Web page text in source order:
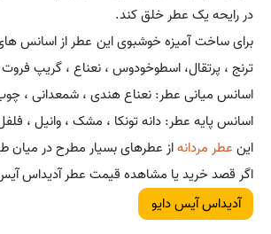
در رایحه یک عطر خلق کند.
برای ساخت آمیزه خوشبوی این عطر از اسانس
ترنج ، پرتقال، اسطوخودوس ، نعناع ، گریپ فروت
اسانس میانی عطر: نعناع هندی ، شمعدانی ،
اسانس پایه عطر: دانه تونکا ، مشک ، وانیل ،
این عطر مردانهاز عطرهای بسیار مطرح در میان
اگر قصد خرید یا مشاهده قیمت عطر آدیداس آیس
آدیداس آیس دایو